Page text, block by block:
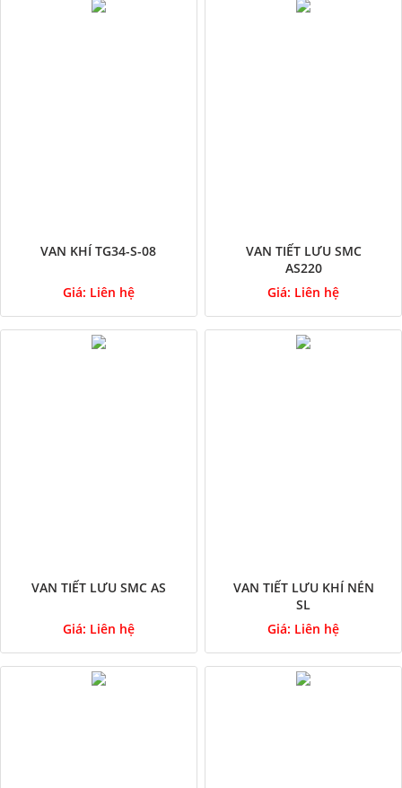
VAN KHÍ TG34-S-08
Giá: Liên hệ
VAN TIẾT LƯU SMC
AS220
Giá: Liên hệ
VAN TIẾT LƯU SMC AS
Giá: Liên hệ
VAN TIẾT LƯU KHÍ NÉN
SL
Giá: Liên hệ